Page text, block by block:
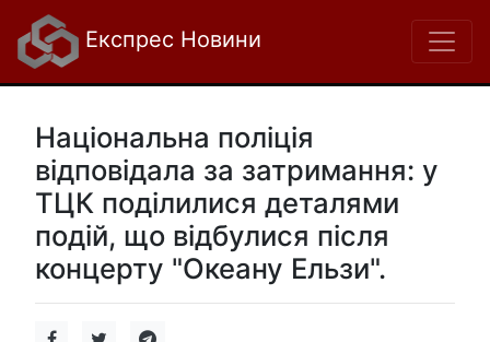
Експрес Новини
Національна поліція
відповідала за затримання: у
ТЦК поділилися деталями
подій, що відбулися після
концерту "Океану Ельзи".